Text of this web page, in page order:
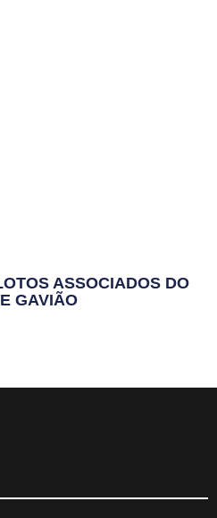
ASSOCIADOS DO
GAVIÃO